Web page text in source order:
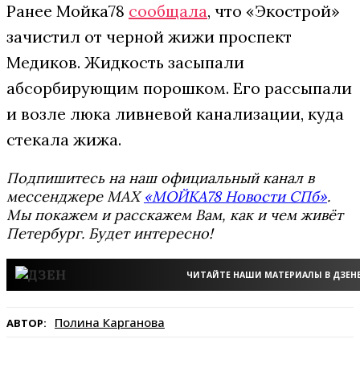
Ранее Мойка78 сообщала, что «Экострой»
зачистил от черной жижи проспект
Медиков. Жидкость засыпали
абсорбирующим порошком. Его рассыпали
и возле люка ливневой канализации, куда
стекала жижа.
Подпишитесь на наш официальный канал в
мессенджере MAX«МОЙКА78 Новости СПб».
Мы покажем и расскажем Вам, как и чем живёт
Петербург. Будет интересно!
ЧИТАЙТЕ НАШИ МАТЕРИАЛЫ В
АВТОР: Полина Карганова